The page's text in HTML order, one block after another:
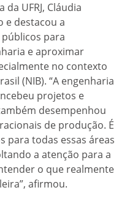
UFRJ, Cláudia
e destacou a
para
e aproximar
no contexto
(NIB). “A engenharia
projetos e
desempenhou
de produção. É
para todas essas áreas
a atenção para a
o que realmente
afirmou.